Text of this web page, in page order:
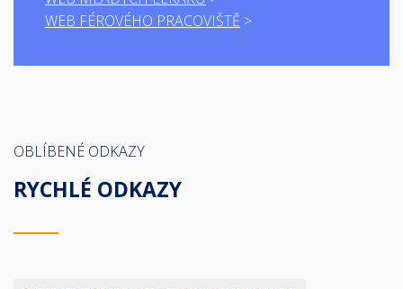
WEB FÉROVÉHO PRACOVIŠTĚ
OBLÍBENÉ ODKAZY
RYCHLÉ ODKAZY